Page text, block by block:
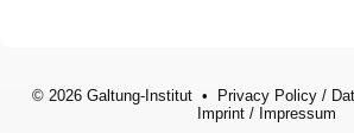
© 2026 Galtung-Institut • Privacy Policy/
Imprint/ Impressum